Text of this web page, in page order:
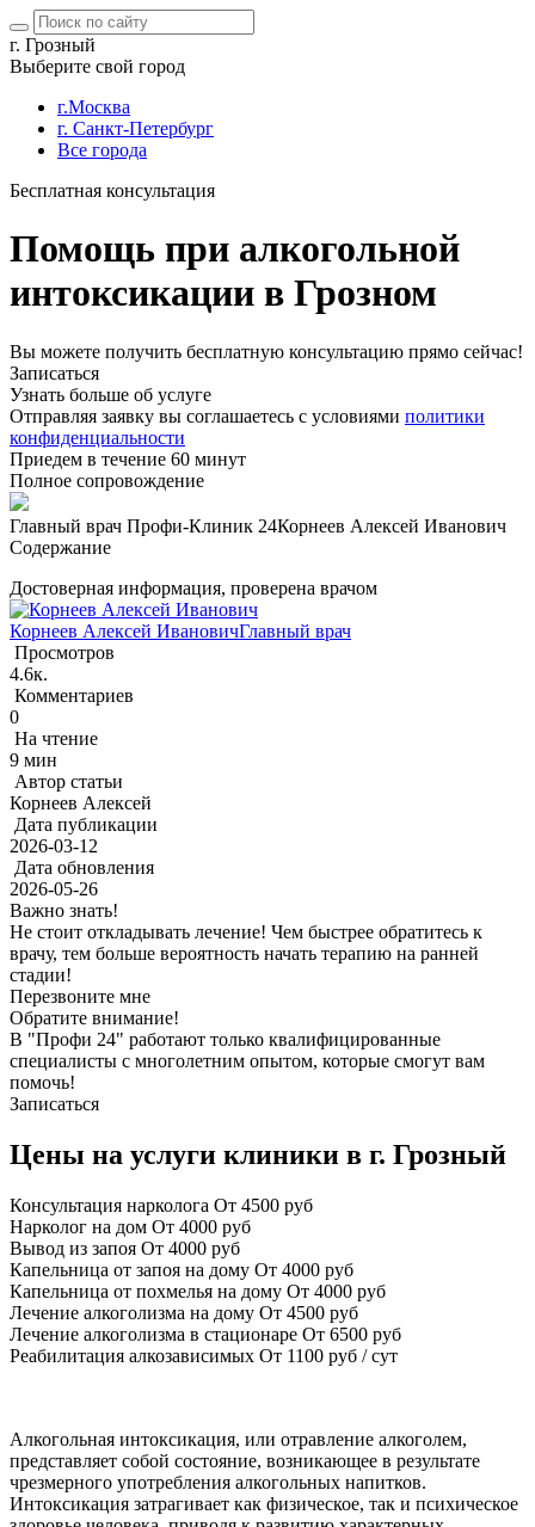
г. Грозный
Выберите свой город
г.Москва
г. Санкт-Петербург
Все города
Бесплатная консультация
Помощь при алкогольной
интоксикации в Грозном
Вы можете получить бесплатную консультацию прямо сейчас!
Записаться
Узнать больше об услуге
Отправляя заявку вы соглашаетесь с условиями политики
конфиденциальности
Приедем в течение 60 минут
Полное сопровождение
Главный врач Профи-Клиник 24Корнеев Алексей Иванович
Содержание
Достоверная информация, проверена врачом
Корнеев Алексей ИвановичГлавный врач
Просмотров
4.6к.
Комментариев
0
На чтение
9 мин
Автор статьи
Корнеев Алексей
Дата публикации
2026-03-12
Дата обновления
2026-05-26
Важно знать!
Не стоит откладывать лечение! Чем быстрее обратитесь к
врачу, тем больше вероятность начать терапию на ранней
стадии!
Перезвоните мне
Обратите внимание!
В "Профи 24" работают только квалифицированные
специалисты с многолетним опытом, которые смогут вам
помочь!
Записаться
Цены на услуги клиники в г. Грозный
Консультация нарколога От 4500 руб
Нарколог на дом От 4000 руб
Вывод из запоя От 4000 руб
Капельница от запоя на дому От 4000 руб
Капельница от похмелья на дому От 4000 руб
Лечение алкоголизма на дому От 4500 руб
Лечение алкоголизма в стационаре От 6500 руб
Реабилитация алкозависимых От 1100 руб / сут
Алкогольная интоксикация, или отравление алкоголем,
представляет собой состояние, возникающее в результате
чрезмерного употребления алкогольных напитков.
Интоксикация затрагивает как физическое, так и психическое